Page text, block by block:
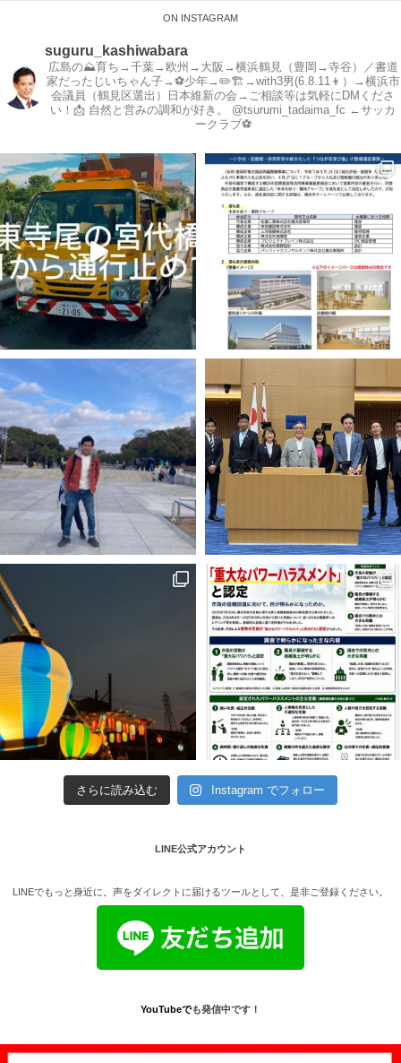
ON INSTAGRAM
suguru_kashiwabara
広島の⛰育ち→千葉→欧州→大阪→横浜鶴見（豊岡→寺谷）／書道
家だったじいちゃん子→⚽️少年→✏️🏗→with3男(6.8.11👦）→横浜市
会議員（鶴見区選出）日本維新の会→ご相談等は気軽にDMくださ
い！📩 自然と営みの調和が好き。
@tsurumi_tadaima_fc ←サッカ
ークラブ⚽️
さらに読み込む Instagram でフォロー
LINE公式アカウント
LINEでもっと身近に。声をダイレクトに届けるツールとして、是非ご登録ください。
YouTubeでも発信中です！